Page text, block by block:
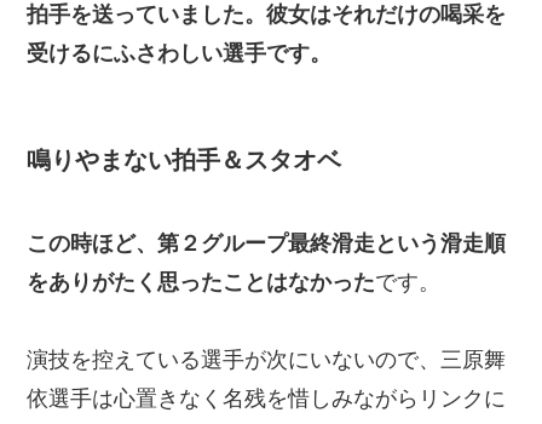
拍手を送っていました。彼女はそれだけの喝采を
受けるにふさわしい選手です。
鳴りやまない拍手＆スタオベ
この時ほど、第２グループ最終滑走という滑走順
をありがたく思ったことはなかったです。
演技を控えている選手が次にいないので、三原舞
依選手は心置きなく名残を惜しみながらリンクに